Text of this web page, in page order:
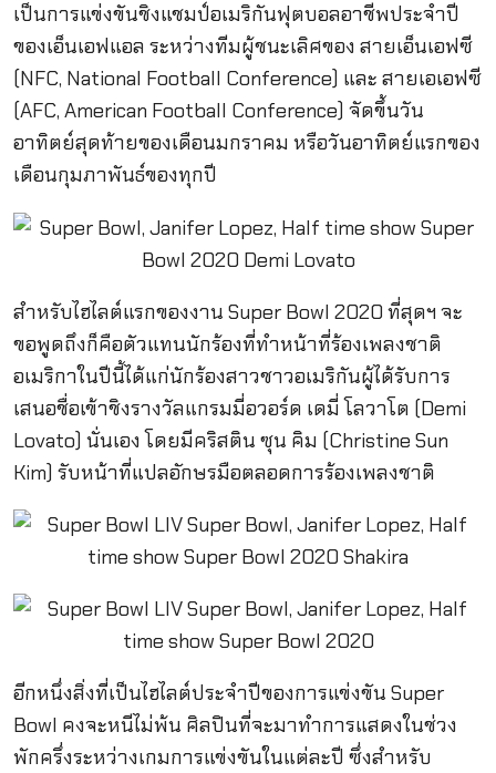
เป็นการแข่งขันชิงแชมป์อเมริกันฟุตบอลอาชีพประจำปี
ของเอ็นเอฟแอล ระหว่างทีมผู้ชนะเลิศของ สายเอ็นเอฟซี
(NFC, National Football Conference) และ สายเอเอฟซี
(AFC, American Football Conference) จัดขึ้นวัน
อาทิตย์สุดท้ายของเดือนมกราคม หรือวันอาทิตย์แรกของ
เดือนกุมภาพันธ์ของทุกปี
สำหรับไฮไลต์แรกของงาน Super Bowl 2020 ที่สุดฯ จะ
ขอพูดถึงก็คือตัวแทนนักร้องที่ทำหน้าที่ร้องเพลงชาติ
อเมริกาในปีนี้ได้แก่นักร้องสาวชาวอเมริกันผู้ได้รับการ
เสนอชื่อเข้าชิงรางวัลแกรมมี่อวอร์ด เดมี่ โลวาโต (Demi
Lovato) นั่นเอง โดยมีคริสติน ซุน คิม (Christine Sun
Kim) รับหน้าที่แปลอักษรมือตลอดการร้องเพลงชาติ
อีกหนึ่งสิ่งที่เป็นไฮไลต์ประจำปีของการแข่งขัน Super
Bowl คงจะหนีไม่พ้น ศิลปินที่จะมาทำการแสดงในช่วง
พักครึ่งระหว่างเกมการแข่งขันในแต่ละปี ซึ่งสำหรับ